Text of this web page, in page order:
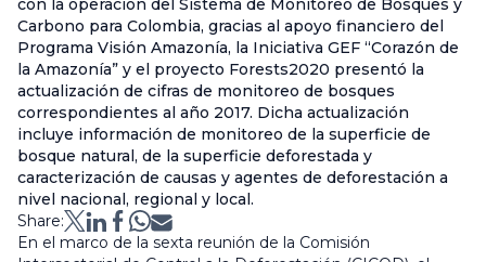
con la operación del Sistema de Monitoreo de Bosques y
Carbono para Colombia, gracias al apoyo financiero del
Programa Visión Amazonía, la Iniciativa GEF “Corazón de
la Amazonía” y el proyecto Forests2020 presentó la
actualización de cifras de monitoreo de bosques
correspondientes al año 2017. Dicha actualización
incluye información de monitoreo de la superficie de
bosque natural, de la superficie deforestada y
caracterización de causas y agentes de deforestación a
nivel nacional, regional y local.
Share:
En el marco de la sexta reunión de la Comisión